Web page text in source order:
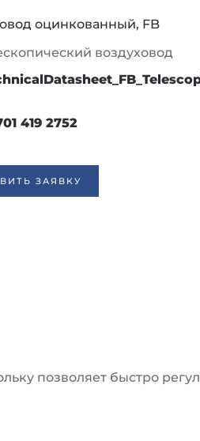
оцинкованный, FB
воздуховод
419 2752
ЗАЯВКУ
позволяет быстро